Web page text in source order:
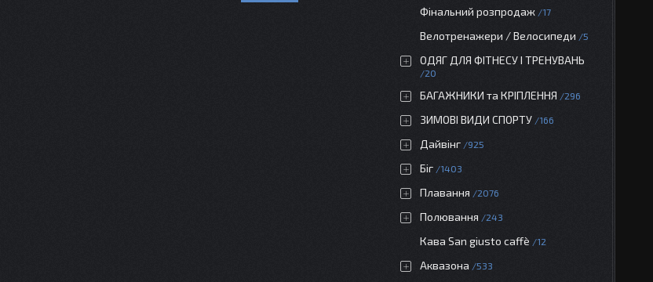
Фінальний розпродаж 17
Велотренажери / Велосипеди 5
ОДЯГ ДЛЯ ФІТНЕСУ І ТРЕНУВАНЬ
20
БАГАЖНИКИ та КРІПЛЕННЯ 296
ЗИМОВІ ВИДИ СПОРТУ 166
Дайвінг 925
Біг 1403
Плавання 2076
Полювання 243
Кава San giusto caffè 12
Аквазона 533